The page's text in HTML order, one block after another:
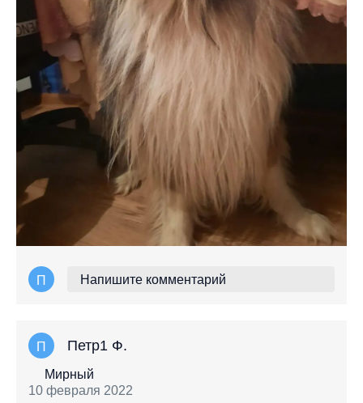
П Напишите комментарий
П Петр1 Ф.
Мирный
10 февраля 2022